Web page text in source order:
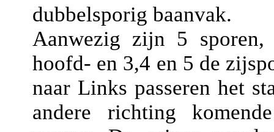
dubbelsporig baanvak.
Aanwezig zijn 5
hoofd- en 3,4 en 5 de
naar Links passeren het
andere richting